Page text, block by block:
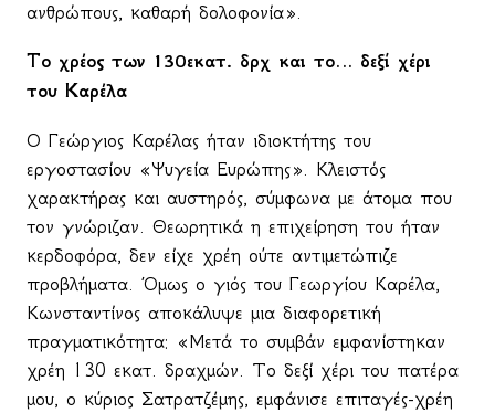
ανθρώπους, καθαρή δολοφονία».
Το χρέος των 130εκατ. δρχ και το… δεξί χέρι
του Καρέλα
Ο Γεώργιος Καρέλας ήταν ιδιοκτήτης του
εργοστασίου «Ψυγεία Ευρώπης». Κλειστός
χαρακτήρας και αυστηρός, σύμφωνα με άτομα που
τον γνώριζαν. Θεωρητικά η επιχείρηση του ήταν
κερδοφόρα, δεν είχε χρέη ούτε αντιμετώπιζε
προβλήματα. Όμως ο γιός του Γεωργίου Καρέλα,
Κωνσταντίνος αποκάλυψε μια διαφορετική
πραγματικότητα: «Μετά το συμβάν εμφανίστηκαν
χρέη 130 εκατ. δραχμών. Το δεξί χέρι του πατέρα
μου, ο κύριος Σατρατζέμης, εμφάνισε επιταγές-χρέη